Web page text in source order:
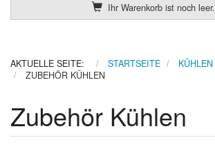
Ihr Warenkorb ist noch leer.
AKTUELLE SEITE: STARTSEITE
KÜHLEN
ZUBEHÖR KÜHLEN
Zubehör Kühlen